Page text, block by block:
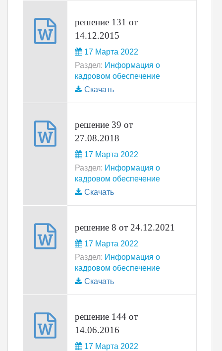
решение 131 от
14.12.2015
17 Марта 2022
Раздел: Информация о
кадровом обеспечение
Скачать
решение 39 от
27.08.2018
17 Марта 2022
Раздел: Информация о
кадровом обеспечение
Скачать
решение 8 от 24.12.2021
17 Марта 2022
Раздел: Информация о
кадровом обеспечение
Скачать
решение 144 от
14.06.2016
17 Марта 2022